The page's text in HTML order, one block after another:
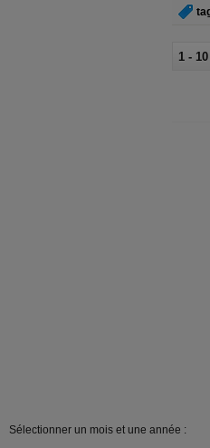
1 -
Sélectionner un mois et une année :